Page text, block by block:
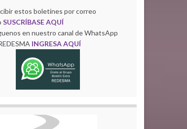
estos boletines por correo
SUSCRÍBASE AQUÍ
en nuestro canal de WhatsApp
INGRESA AQUÍ